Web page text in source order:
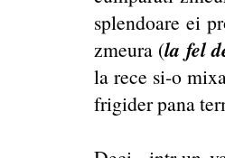
splendoare ei
zmeura (la fel
la rece si-o
frigider pana